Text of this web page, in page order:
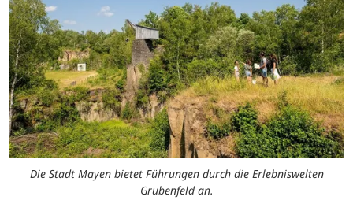
Die Stadt Mayen bietet Führungen durch die Erlebniswelten
Grubenfeld an.